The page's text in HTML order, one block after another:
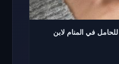
في المنام لابن